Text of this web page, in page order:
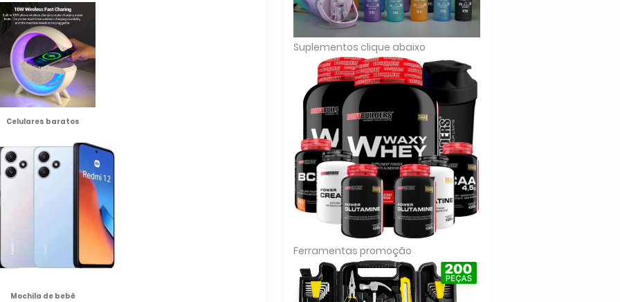
Celulares baratos
Mochila de bebê
Suplementos clique abaixo
Ferramentas promoção